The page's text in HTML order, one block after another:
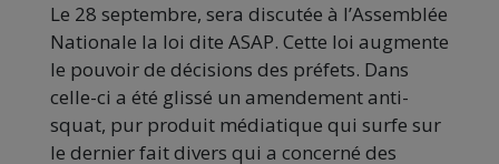
Le 28 septembre, sera discutée à l’Assemblée
Nationale la loi dite ASAP. Cette loi augmente
le pouvoir de décisions des préfets. Dans
celle-ci a été glissé un amendement anti-
squat, pur produit médiatique qui surfe sur
le dernier fait divers qui a concerné des